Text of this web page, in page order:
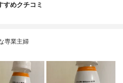
すめクチコミ
専業主婦